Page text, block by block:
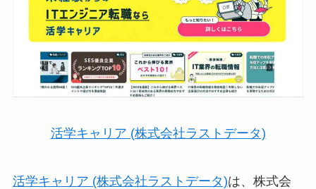
活学キャリア (株式会社ラストデータ)
活学キャリア (株式会社ラストデータ)は、株式会